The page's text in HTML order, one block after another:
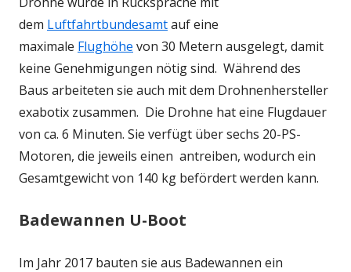
dem Luftfahrtbundesamtauf eine
maximale Flughöhe von 30 Metern ausgelegt, damit
keine Genehmigungen nötig sind. Während des
Baus arbeiteten sie auch mit dem Drohnenhersteller
exabotix zusammen. Die Drohne hat eine Flugdauer
von ca. 6 Minuten. Sie verfügt über sechs 20-PS-
Motoren, die jeweils einen antreiben, wodurch ein
Gesamtgewicht von 140 kg befördert werden kann.
Badewannen U-Boot
Im Jahr 2017 bauten sie aus Badewannen ein